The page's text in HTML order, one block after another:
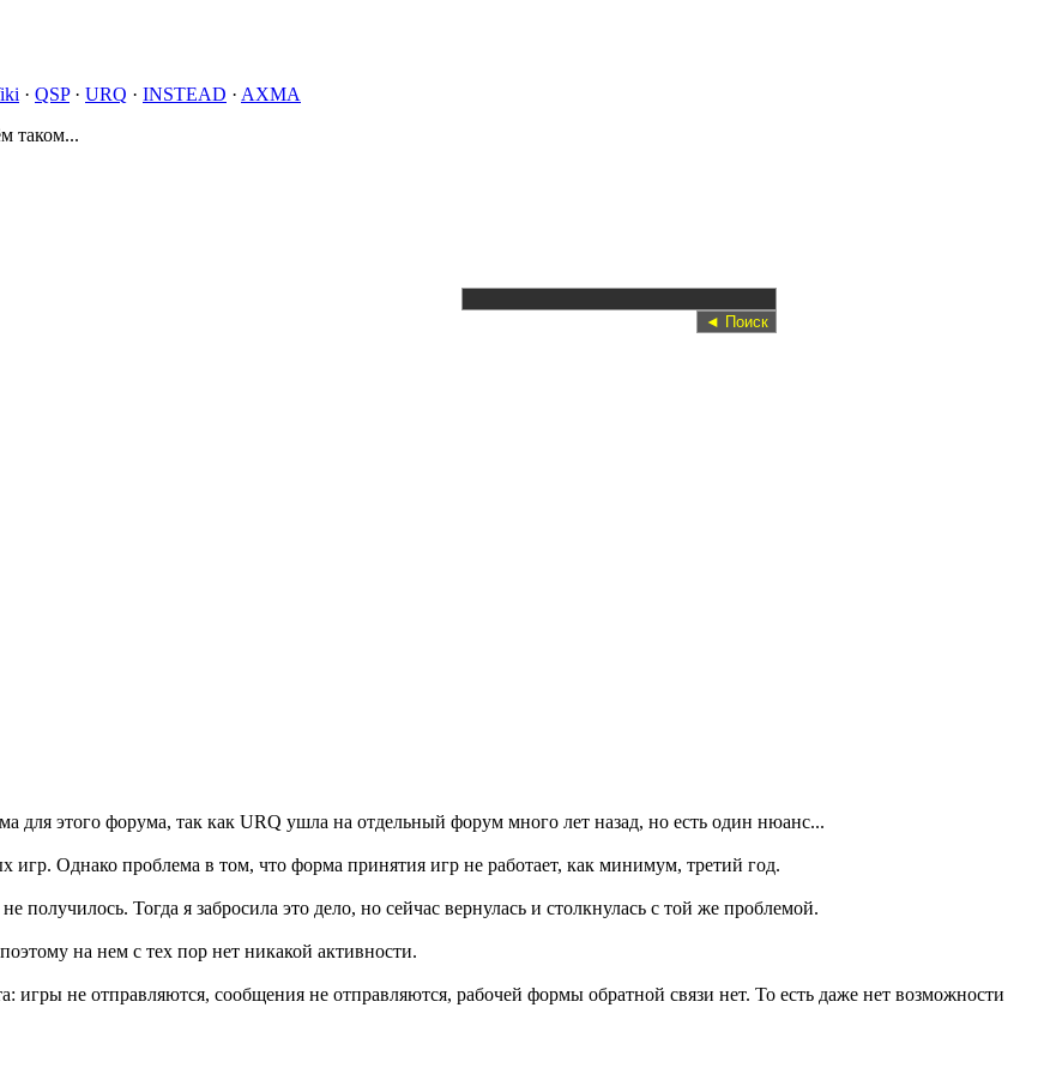
· QSP· URQ · INSTEAD · AXMA
таком...
этого форума, так как URQ ушла на отдельный форум много лет назад, но есть один нюанс...
Однако проблема в том, что форма принятия игр не работает, как минимум, третий год.
Тогда я забросила это дело, но сейчас вернулась и столкнулась с той же проблемой.
на нем с тех пор нет никакой активности.
игры не отправляются, сообщения не отправляются, рабочей формы обратной связи нет. То есть даже нет возможности